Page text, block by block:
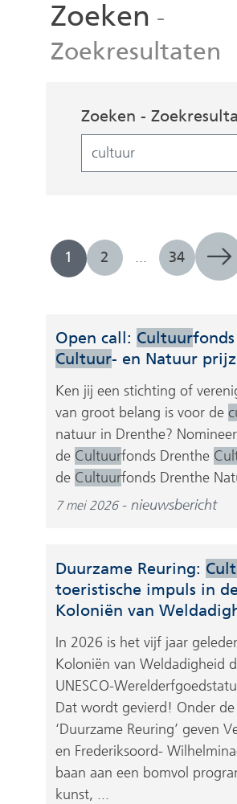
Zoeken -
Zoekresultaten
Zoekopdracht
Zoeken -
1 2 ... 34
Open call: Cultuur
Cultuur- en Natuur
Ken jij een stichting of
van groot belang is voor de
natuur in Drenthe?
de Cultuurfonds Drenthe
de Cultuurfonds Drenthe
7 mei 2026 nieuwsbericht
Duurzame Reuring:
toeristische impuls in
Koloniën van
In 2026 is het vijf jaar
Koloniën van Weldadigheid
UNESCO-
Dat wordt gevierd! Onder
‘Duurzame Reuring’ geven
en Frederiksoord-
baan aan een bomvol
kunst, ...